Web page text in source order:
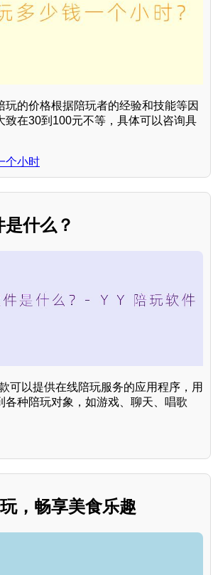
玩的价格根据陪玩者的经验和技能等因
致在30到100元不等，具体可以咨询具
个小时
什么？
可以提供在线陪玩服务的应用程序，用
各种陪玩对象，如游戏、聊天、唱歌
，畅享美食乐趣